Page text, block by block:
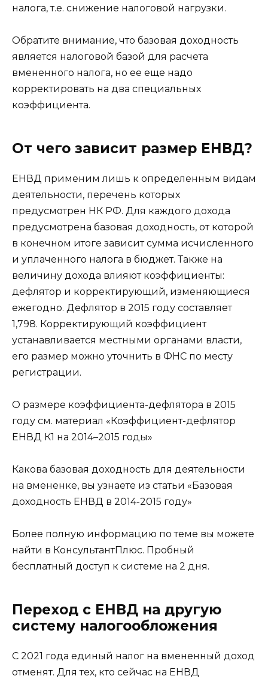
налога, т.е. снижение налоговой нагрузки.
Обратите внимание, что базовая доходность
является налоговой базой для расчета
вмененного налога, но ее еще надо
корректировать на два специальных
коэффициента.
От чего зависит размер ЕНВД?
ЕНВД применим лишь к определенным видам
деятельности, перечень которых
предусмотрен НК РФ. Для каждого дохода
предусмотрена базовая доходность, от которой
в конечном итоге зависит сумма исчисленного
и уплаченного налога в бюджет. Также на
величину дохода влияют коэффициенты:
дефлятор и корректирующий, изменяющиеся
ежегодно. Дефлятор в 2015 году составляет
1,798. Корректирующий коэффициент
устанавливается местными органами власти,
его размер можно уточнить в ФНС по месту
регистрации.
О размере коэффициента-дефлятора в 2015
году см. материал «Коэффициент-дефлятор
ЕНВД К1 на 2014–2015 годы»
Какова базовая доходность для деятельности
на вмененке, вы узнаете из статьи «Базовая
доходность ЕНВД в 2014-2015 году»
Более полную информацию по теме вы можете
найти в КонсультантПлюс. Пробный
бесплатный доступ к системе на 2 дня.
Переход с ЕНВД на другую
систему налогообложения
С 2021 года единый налог на вмененный доход
отменят. Для тех, кто сейчас на ЕНВД